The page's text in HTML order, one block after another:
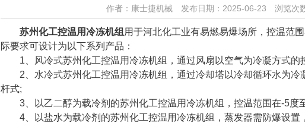
作者：康士捷机械 发布日期：2025-06-23 浏览次
苏州化工控温用冷冻机组 用于河北化工业有易燃易爆场所，控温范
际要求可设计为以下系列产品：
1、风冷式苏州化工控温用冷冻机组，通过风扇以空气为冷凝方式的
2、水冷式苏州化工控温用冷冻机组，通过冷却塔以冷却循环水为冷
杆式;
3、以乙二醇为载冷剂的苏州化工控温用冷冻机组，控温范围在-5度
4、以盐水为载冷剂的苏州化工控温用冷冻机组，蒸发器需防爆设置